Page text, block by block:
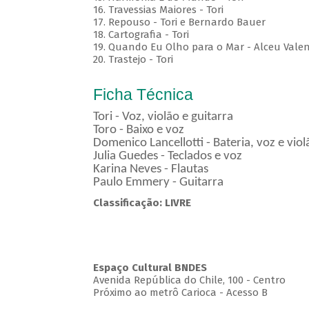
16. Travessias Maiores - Tori
17. Repouso - Tori e Bernardo Bauer
⁠18. Cartografia - Tori
19. Quando Eu Olho para o Mar - Alceu
20. Trastejo - Tori
Ficha Técnica
Tori - Voz, violão e guitarra
Toro - Baixo e voz
Domenico Lancellotti - Bateria, voz e
Julia Guedes - Teclados e voz
Karina Neves - Flautas
Paulo Emmery - Guitarra
Classificação: LIVRE
Espaço Cultural BNDES
Avenida República do Chile, 100 - Centro
Próximo ao metrô Carioca - Acesso B